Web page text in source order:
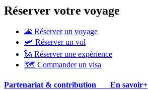
Réserver votre voyage
🌋 Réserver un voyage
🛩 Réserver un vol
🗽 Réserver une expérience
🗺 Commander un visa
Partenariat & contribution En savoir+